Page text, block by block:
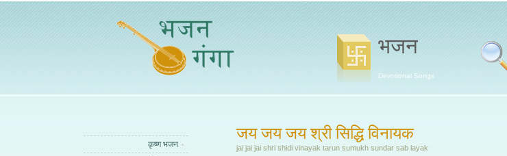
भजन
Devotional Songs
कृष्ण भजन
जय जय जय श्री सिद्धि विनायक
jai jai jai shri shidi vinayak tarun sumukh sundar sab layak